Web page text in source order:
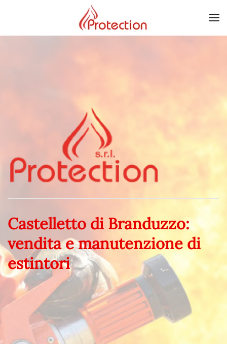
Skip to main content
Castelletto di Branduzzo:
vendita e manutenzione di
estintori